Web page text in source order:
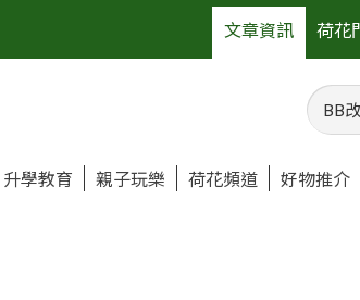
文章資訊 荷花
升學教育 親子玩樂 荷花頻道 好物推介